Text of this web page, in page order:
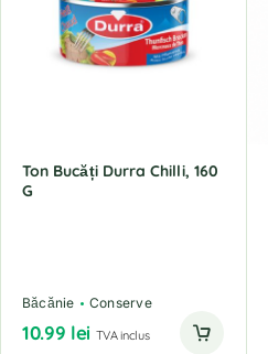
Ton Bucăți Durra Chilli, 160
G
Băcănie Conserve
10.99 lei TVA inclus